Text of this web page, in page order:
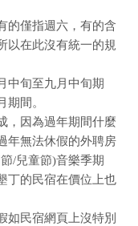
的僅指週六，有的含
以在此沒有統一的規
中旬至九月中旬期
期間。
，因為過年期間什麼
年無法休假的外聘房
/兒童節)音樂季期
丁的民宿在價位上也
如民宿網頁上沒特別